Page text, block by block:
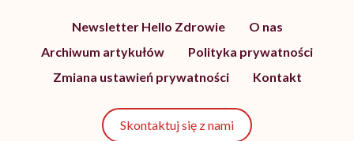
Newsletter Hello Zdrowie
O nas
Archiwum artykułów
Polityka prywatności
Zmiana ustawień prywatności
Kontakt
Skontaktuj się z nami